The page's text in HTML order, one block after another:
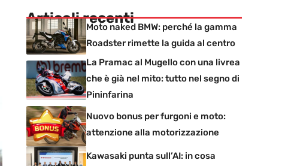
Articoli recenti
Moto naked BMW: perché la gamma
Roadster rimette la guida al centro
La Pramac al Mugello con una livrea
che è già nel mito: tutto nel segno di
Pininfarina
Nuovo bonus per furgoni e moto:
attenzione alla motorizzazione
Kawasaki punta sull’AI: in cosa